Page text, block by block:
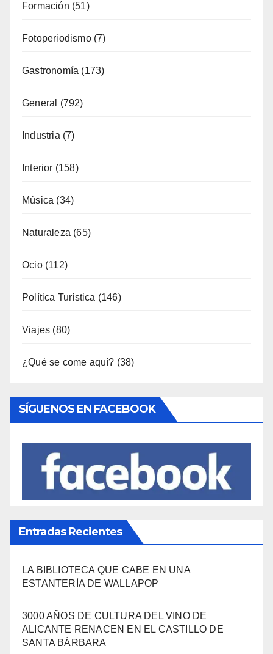
Formación (51)
Fotoperiodismo(7)
Gastronomía (173)
General (792)
Industria (7)
Interior (158)
Música (34)
Naturaleza (65)
Ocio(112)
Política Turística (146)
Viajes (80)
¿Qué se come aquí? (38)
SÍGUENOS EN FACEBOOK
Entradas Recientes
LA BIBLIOTECA QUE CABE EN UNA
ESTANTERÍA DE WALLAPOP
3000 AÑOS DE CULTURA DEL VINO DE
ALICANTE RENACEN EN EL CASTILLO DE
SANTA BÁRBARA